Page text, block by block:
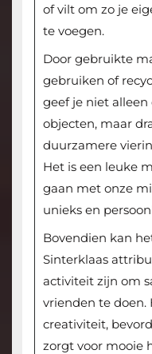
of vilt om zo je
te voegen.
Door gebruikte
gebruiken of
geef je niet alleen
objecten, maar
duurzamere
Het is een leuke
gaan met onze
unieks en
Bovendien kan
Sinterklaas
activiteit zijn om
vrienden te
creativiteit,
zorgt voor mooie